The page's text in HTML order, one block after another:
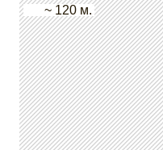
~ 120 м.